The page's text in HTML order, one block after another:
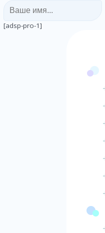
[adsp-pro-1]